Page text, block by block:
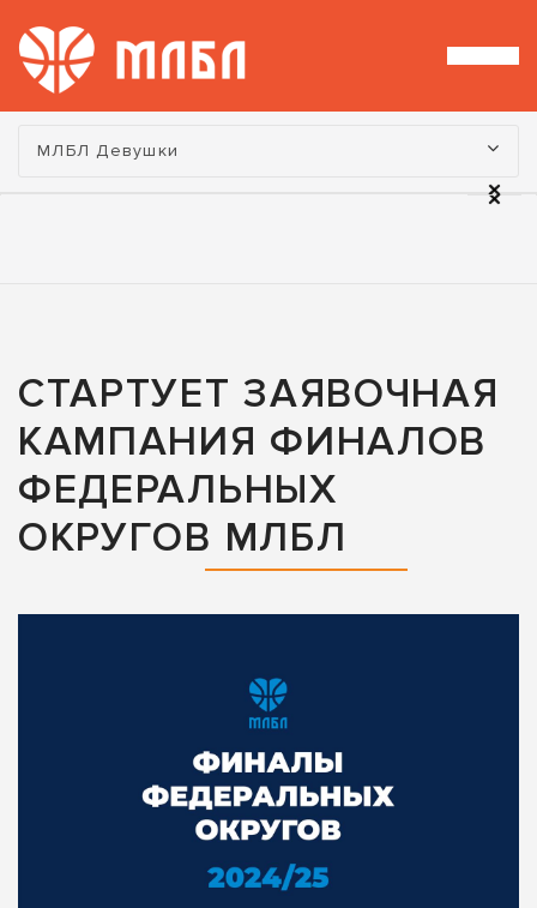
Турнир:
МЛБЛ Девушки
СТАРТУЕТ ЗАЯВОЧНАЯ
КАМПАНИЯ ФИНАЛОВ
ФЕДЕРАЛЬНЫХ
ОКРУГОВ МЛБЛ